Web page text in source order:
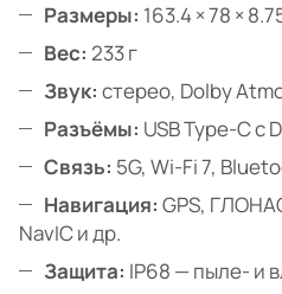
Размеры: 163.4 × 78 ×
Вес: 233 г
Звук: стерео, Dolby
Разъёмы: USB Type-C с
Связь: 5G, Wi-Fi 7,
Навигация: GPS,
NavIC и др.
Защита: IP68 — пыле- и